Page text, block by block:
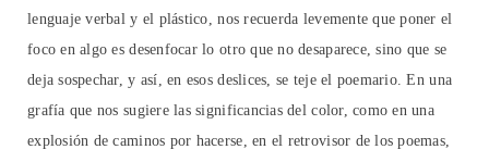
lenguaje verbal y el plástico, nos recuerda levemente que poner el
foco en algo es desenfocar lo otro que no desaparece, sino que se
deja sospechar, y así, en esos deslices, se teje el poemario. En una
grafía que nos sugiere las significancias del color, como en una
explosión de caminos por hacerse, en el retrovisor de los poemas,